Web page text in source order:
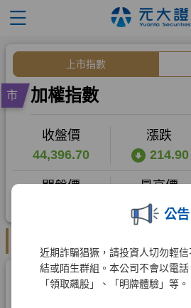
公告
近期詐騙猖獗，請投資人切勿輕
結或陌生群組。本公司不會以電
「領取飆股」、「明牌體驗」等。